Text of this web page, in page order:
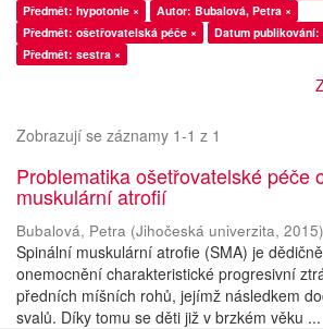
Předmět: hypotonie ×
Autor: Bubalová, Petra ×
Předmět: ošetřovatelská péče ×
Datum publikování:
Předmět: sestra ×
Zobrazují se záznamy 1-1 z 1
Problematika ošetřovatelské péče
muskulární atrofií
Bubalová, Petra (Jihočeská univerzita, 2015)
Spinální muskulární atrofie (SMA) je
onemocnění charakteristické progresivní
předních míšních rohů, jejímž následkem
svalů. Díky tomu se děti již v brzkém věku ...